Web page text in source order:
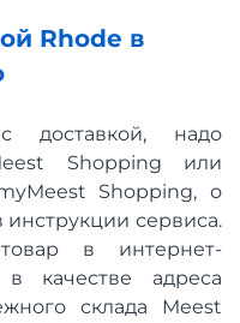
Rhode в
доставкой, надо
Shopping или
Shopping, о
сервиса.
в интернет-
качестве адреса
склада Meest